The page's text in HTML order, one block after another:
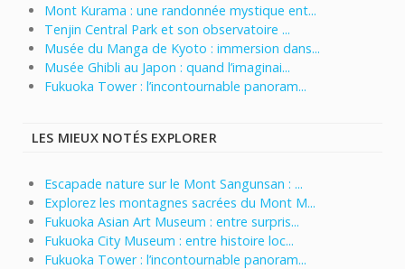
Mont Kurama : une randonnée mystique ent...
Tenjin Central Park et son observatoire ...
Musée du Manga de Kyoto : immersion dans...
Musée Ghibli au Japon : quand l’imaginai...
Fukuoka Tower : l’incontournable panoram...
LES MIEUX NOTÉS EXPLORER
Escapade nature sur le Mont Sangunsan : ...
Explorez les montagnes sacrées du Mont M...
Fukuoka Asian Art Museum : entre surpris...
Fukuoka City Museum : entre histoire loc...
Fukuoka Tower : l’incontournable panoram...